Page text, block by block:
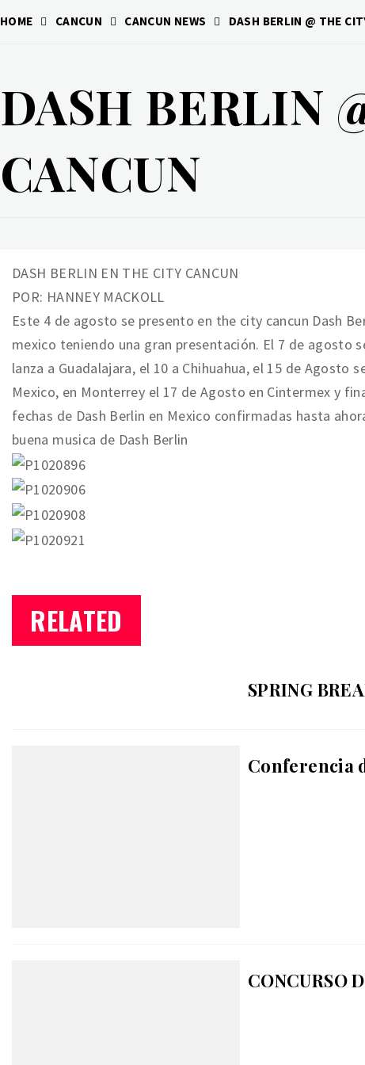
HOME CANCUN CANCUN NEWS DASH BERLIN @ THE
DASH BERLIN
CANCUN
DASH BERLIN EN THE CITY CANCUN
POR: HANNEY MACKOLL
Este 4 de agosto se presento en the city cancun Dash
mexico teniendo una gran presentación. El 7 de agosto
lanza a Guadalajara, el 10 a Chihuahua, el 15 de Agosto
Mexico, en Monterrey el 17 de Agosto en Cintermex y
fechas de Dash Berlin en Mexico confirmadas hasta
buena musica de Dash Berlin
RELATED
SPRING
Conferencia
CONCURSO